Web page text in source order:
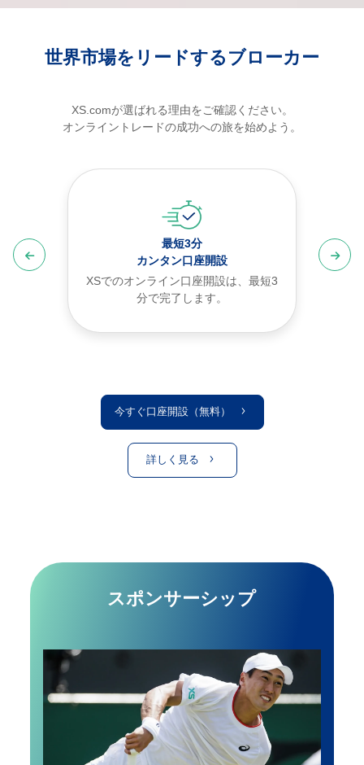
世界市場をリードするブローカー
XS.comが選ばれる理由をご確認ください。
オンライントレードの成功への旅を始めよう。
最短3分
カンタン口座開設
XSでのオンライン口座開設は、最短3
分で完了します。
今すぐ口座開設（無料）
詳しく見る
スポンサーシップ